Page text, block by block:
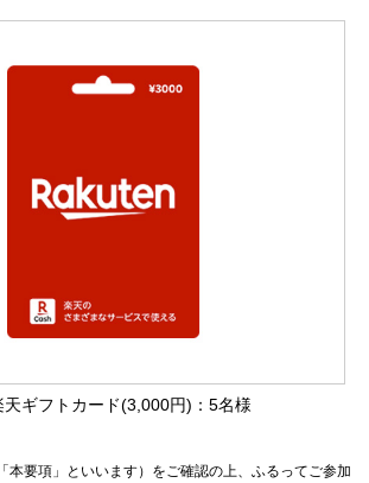
天ギフトカード(3,000円)：5名様
本要項」といいます）をご確認の上、ふるってご参加